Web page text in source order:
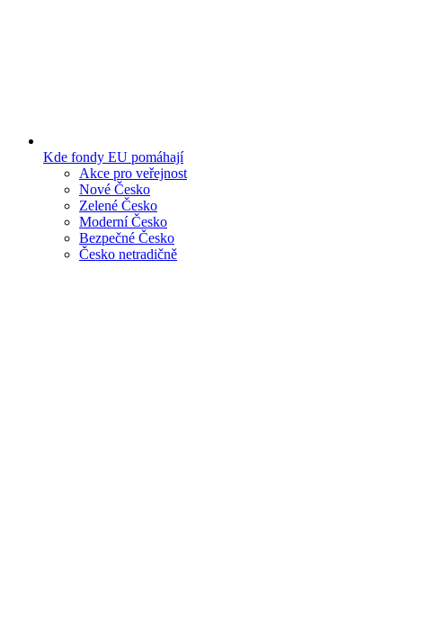
Kde fondy EU pomáhají
Akce pro veřejnost
Nové Česko
Zelené Česko
Moderní Česko
Bezpečné Česko
Česko netradičně